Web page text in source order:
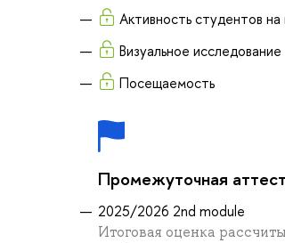
Активность студентов
Визуальное исследование
Посещаемость
Промежуточная
2025/2026 2nd module
Итоговая оценка